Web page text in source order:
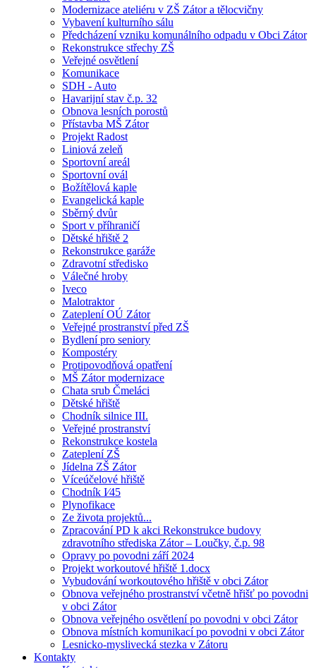
Modernizace ateliéru v ZŠ Zátor a tělocvičny
Vybavení kulturního sálu
Předcházení vzniku komunálního odpadu v Obci Zátor
Rekonstrukce střechy ZŠ
Veřejné osvětlení
Komunikace
SDH - Auto
Havarijní stav č.p. 32
Obnova lesních porostů
Přístavba MŠ Zátor
Projekt Radost
Liniová zeleň
Sportovní areál
Sportovní ovál
Božítělová kaple
Evangelická kaple
Sběrný dvůr
Sport v příhraničí
Dětské hřiště 2
Rekonstrukce garáže
Zdravotní středisko
Válečné hroby
Iveco
Malotraktor
Zateplení OÚ Zátor
Veřejné prostranství před ZŠ
Bydlení pro seniory
Kompostéry
Protipovodňová opatření
MŠ Zátor modernizace
Chata srub Čmeláci
Dětské hřiště
Chodník silnice III.
Veřejné prostranství
Rekonstrukce kostela
Zateplení ZŠ
Jídelna ZŠ Zátor
Víceúčelové hřiště
Chodník I⁄45
Plynofikace
Ze života projektů...
Zpracování PD k akci Rekonstrukce budovy
zdravotního střediska Zátor – Loučky, č.p. 98
Opravy po povodni září 2024
Projekt workoutové hřiště 1.docx
Vybudování workoutového hřiště v obci Zátor
Obnova veřejného prostranství včetně hřišť po povodni
v obci Zátor
Obnova veřejného osvětlení po povodni v obci Zátor
Obnova místních komunikací po povodni v obci Zátor
Lesnicko-myslivecká stezka v Zátoru
Kontakty